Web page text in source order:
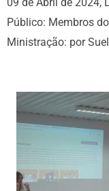
Público: Membros
Ministração: por